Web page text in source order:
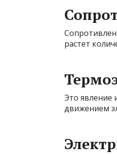
растет
Это явление
движением